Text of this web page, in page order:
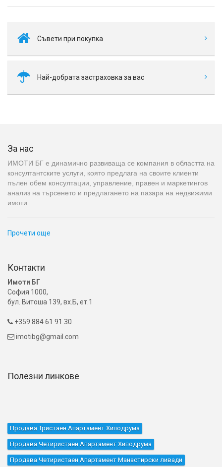
Съвети при покупка
Най-добрата застраховка за вас
За нас
ИМОТИ БГ е динамично развиваща се компания в областта на
консултантските услуги, която предлага на своите клиенти
пълен обем консултации, управление, правен и маркетингов
анализ на търсенето и предлагането на пазара на недвижими
имоти.
Прочети още
Контакти
Имоти БГ
София 1000,
бул. Витоша 139, вх.Б, ет.1
 +359 884 61 91 30
 imotibg@gmail.com
Полезни линкове
Продава Тристаен Апартамент Хиподрума
Продава Четиристаен Апартамент Хиподрума
Продава Четиристаен Апартамент Манастирски ливади